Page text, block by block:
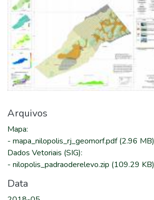
Arquivos
Mapa:
- mapa_nilopolis_rj_geomorf.pdf(2.96 MB)
Dados Vetoriais (SIG):
- nilopolis_padraoderelevo.zip (109.29 KB)
Data